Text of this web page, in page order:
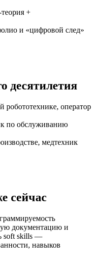
+
и «цифровой след»
десятилетия
оператор
по обслуживанию
медтехник
сейчас
документацию и
soft skills —
навыков